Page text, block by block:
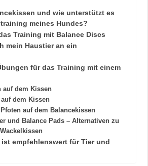
und wie unterstützt es
meines Hundes?
Training mit Balance Discs
mein Haustier an ein
für das Training mit einem
auf dem Kissen
dem Kissen
auf dem Balancekissen
und Balance Pads – Alternativen zu
empfehlenswert für Tier und